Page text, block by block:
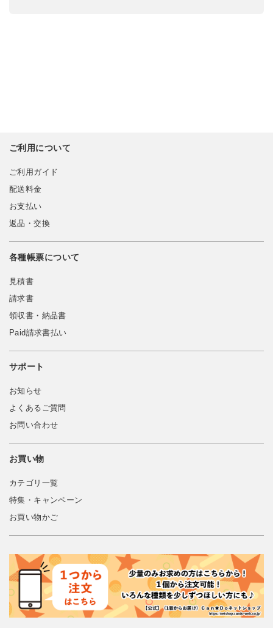
ご利用について
ご利用ガイド
配送料金
お支払い
返品・交換
各種帳票について
見積書
請求書
領収書・納品書
Paid請求書払い
サポート
お知らせ
よくあるご質問
お問い合わせ
お買い物
カテゴリ一覧
特集・キャンペーン
お買い物かご